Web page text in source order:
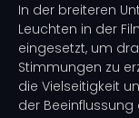
In der breiteren
Leuchten in der
eingesetzt, um
Stimmungen zu
die Vielseitigkeit
der Beeinflussung